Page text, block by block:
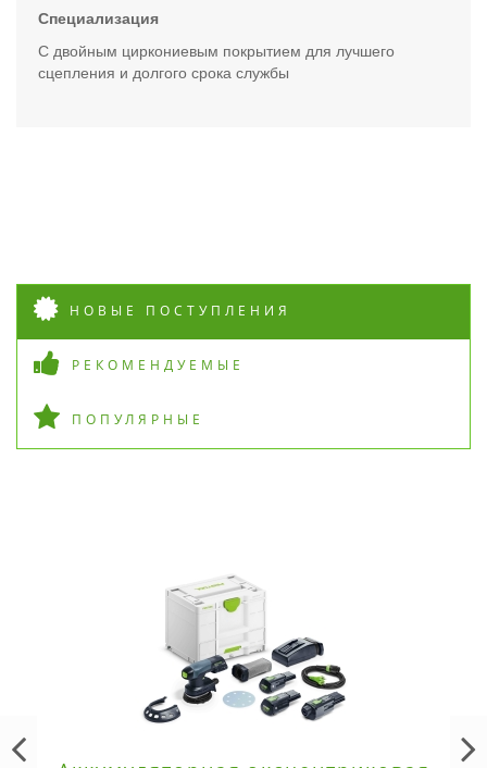
Специализация
С двойным циркониевым покрытием для лучшего
сцепления и долгого срока службы
НОВЫЕ ПОСТУПЛЕНИЯ
РЕКОМЕНДУЕМЫЕ
ПОПУЛЯРНЫЕ